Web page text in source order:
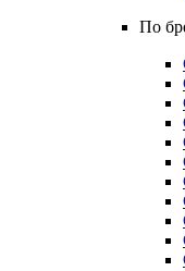
По